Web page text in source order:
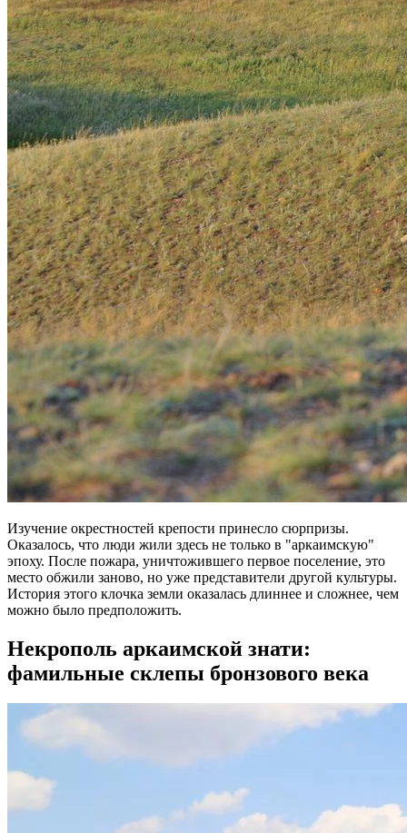
Изучение окрестностей крепости принесло сюрпризы.
Оказалось, что люди жили здесь не только в "аркаимскую"
эпоху. После пожара, уничтожившего первое поселение, это
место обжили заново, но уже представители другой культуры.
История этого клочка земли оказалась длиннее и сложнее, чем
можно было предположить.
Некрополь аркаимской знати:
фамильные склепы бронзового века